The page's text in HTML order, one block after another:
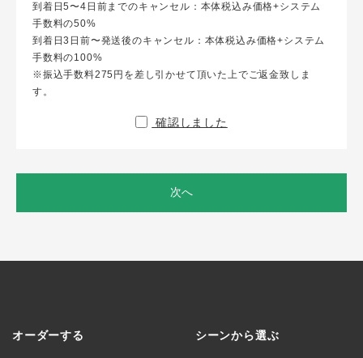
到着日5〜4日前までのキャンセル：本体税込み価格+システム
手数料の50%
到着日3日前〜発送後のキャンセル：本体税込み価格+システム
手数料の100%
※振込手数料275円を差し引かせて頂いた上でご返金致しま
す。
確認しました
次へ
オーダーする シーンから選ぶ